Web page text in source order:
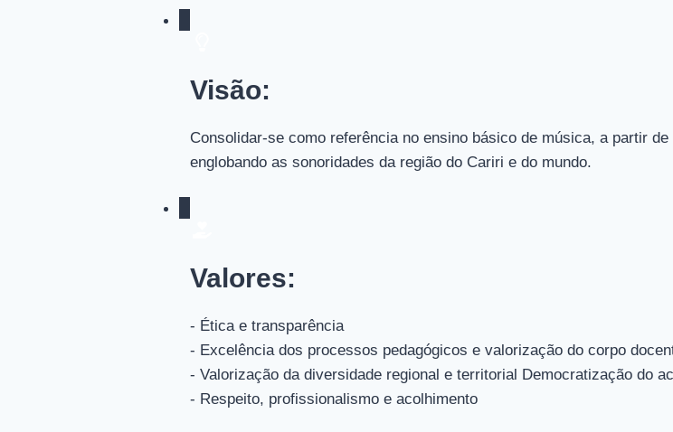
Visão:
Consolidar-se como referência no ensino básico de música, a partir
englobando as sonoridades da região do Cariri e do mundo.
Valores:
- Ética e transparência
- Excelência dos processos pedagógicos e valorização do corpo
- Valorização da diversidade regional e territorial Democratização do
- Respeito, profissionalismo e acolhimento